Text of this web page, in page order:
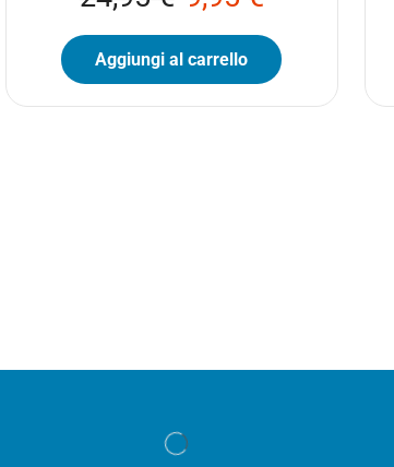
Aggiungi al carrello